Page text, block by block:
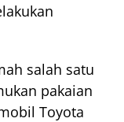
salah satu
pakaian
Toyota